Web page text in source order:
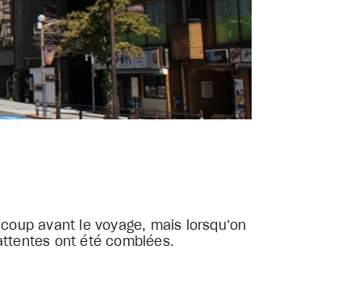
avant le voyage, mais lorsqu’on
ont été comblées.